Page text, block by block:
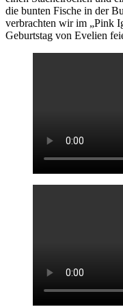
die bunten Fische in der
verbrachten wir im „Pink
Geburtstag von Evelien